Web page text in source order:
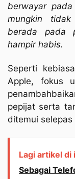
berwayar
mungkin
berada pada
hampir habis.
Seperti
Apple, fokus
pepijat serta
ditemui selepas
Lagi artikel di
Sebagai